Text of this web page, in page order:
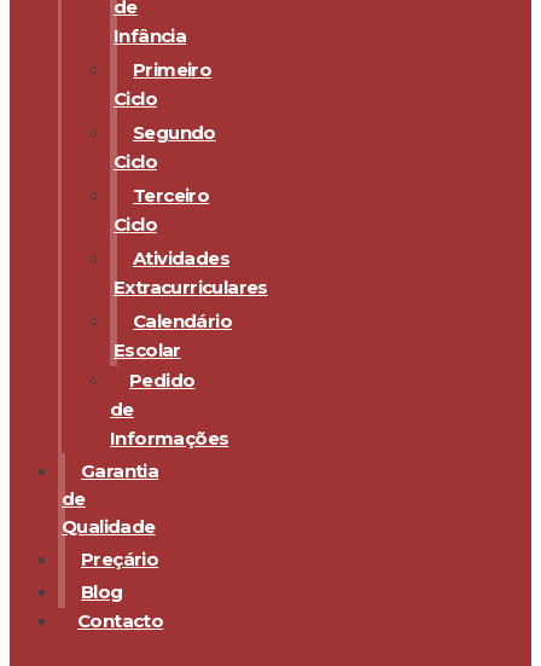
de
Infância
Primeiro
Ciclo
Segundo
Ciclo
Terceiro
Ciclo
Atividades
Extracurriculares
Calendário
Escolar
Pedido
de
Informações
Garantia
de
Qualidade
Preçário
Blog
Contacto